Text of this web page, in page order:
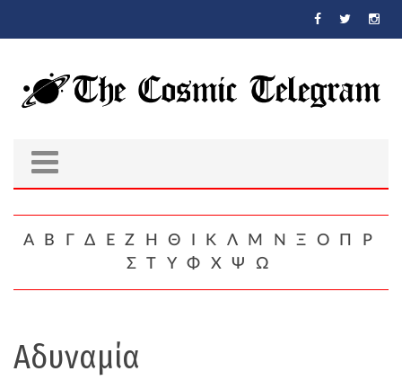
Α Β Γ Δ Ε Ζ Η Θ Κ Λ Μ Ν Ξ Ο Π
Ρ
Σ
Τ Υ Φ Χ Ψ Ω
Αδυναμία